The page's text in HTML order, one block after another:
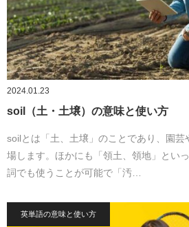
2024.01.23
soil（土・土壌）の意味と使い方
soilとは「土、土壌」のことであり、園芸
場します。ほかにも「領土、領地」とい
詞でも使うことが可能で「汚…
英単語の意味と使い方